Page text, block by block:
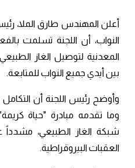
أعلن المهندس طارق الملا،
النواب، أن اللجنة تسلمت
المعدنية لتوصيل الغاز
بين أيدي جميع النواب للمتابعة.
وأوضح رئيس اللجنة أن التكامل
وما تقدمه مبادرة "حياة
شبكة الغاز الطبيعي، مشدداً
العقبات البيروقراطية.